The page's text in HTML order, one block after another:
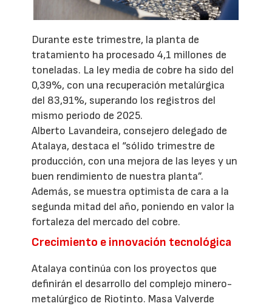
Durante este trimestre, la planta de
tratamiento ha procesado 4,1 millones de
toneladas. La ley media de cobre ha sido del
0,39%, con una recuperación metalúrgica
del 83,91%, superando los registros del
mismo periodo de 2025.
Alberto Lavandeira, consejero delegado de
Atalaya, destaca el “sólido trimestre de
producción, con una mejora de las leyes y un
buen rendimiento de nuestra planta”.
Además, se muestra optimista de cara a la
segunda mitad del año, poniendo en valor la
fortaleza del mercado del cobre.
Crecimiento e innovación tecnológica
Atalaya continúa con los proyectos que
definirán el desarrollo del complejo minero-
metalúrgico de Riotinto. Masa Valverde